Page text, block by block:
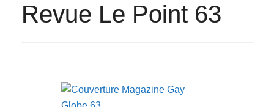
Revue Le Point 63